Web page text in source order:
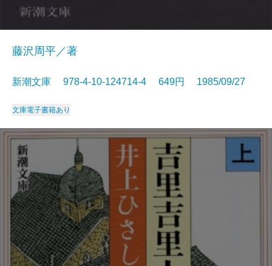
藤沢周平／著
新潮文庫 978-4-10-124714-4 649円 1985/09/27
文庫電子書籍あり